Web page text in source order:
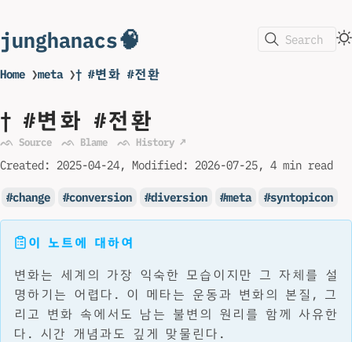
junghanacs🧠 Search
Home ❯meta ❯† #변화 #전환
† #변화 #전환
ᨒ Source ᨒ Blame ᨒ History ↗
Created: 2025-04-24 Modified: 2026-07-25 4 min read
change conversion diversion meta syntopicon
이 노트에 대하여
변화는 세계의 가장 익숙한 모습이지만 그 자체를 설
명하기는 어렵다. 이 메타는 운동과 변화의 본질, 그
리고 변화 속에서도 남는 불변의 원리를 함께 사유한
다. 시간 개념과도 깊게 맞물린다.